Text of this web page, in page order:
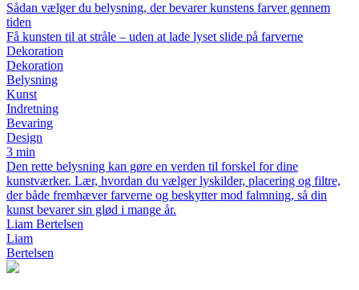
Sådan vælger du belysning, der bevarer kunstens farver gennem
tiden
Få kunsten til at stråle – uden at lade lyset slide på farverne
Dekoration
Dekoration
Belysning
Kunst
Indretning
Bevaring
Design
3 min
Den rette belysning kan gøre en verden til forskel for dine
kunstværker. Lær, hvordan du vælger lyskilder, placering og filtre,
der både fremhæver farverne og beskytter mod falmning, så din
kunst bevarer sin glød i mange år.
Liam Bertelsen
Liam
Bertelsen